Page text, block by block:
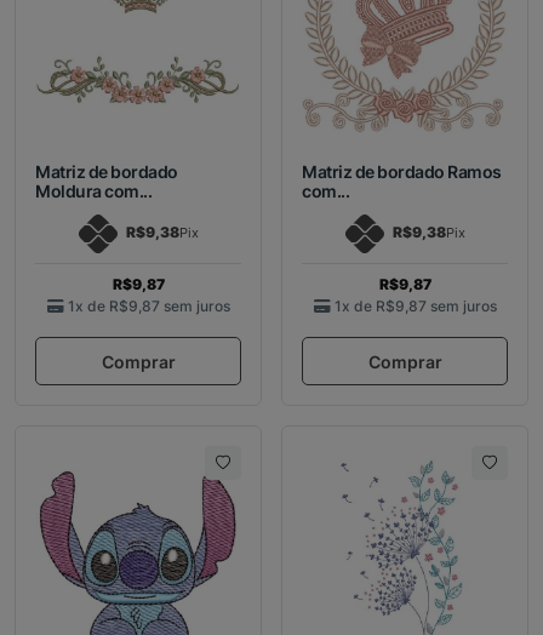
Matriz de bordado
Moldura com...
R$9,38Pix
R$9,87
1x de R$9,87 sem juros
Comprar
Matriz de bordado Ramos
com...
R$9,38Pix
R$9,87
1x de R$9,87 sem juros
Comprar